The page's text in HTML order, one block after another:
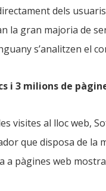
dels
la gran majoria de
s’analitzen
i 3 milions de
visites al lloc web,
que disposa de
a pàgines web